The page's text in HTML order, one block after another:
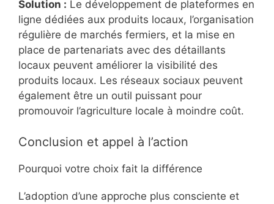
Solution : Le développement de plateformes en
ligne dédiées aux produits locaux, l’organisation
régulière de marchés fermiers, et la mise en
place de partenariats avec des détaillants
locaux peuvent améliorer la visibilité des
produits locaux. Les réseaux sociaux peuvent
également être un outil puissant pour
promouvoir l’agriculture locale à moindre coût.
Conclusion et appel à l’action
Pourquoi votre choix fait la différence
L’adoption d’une approche plus consciente et